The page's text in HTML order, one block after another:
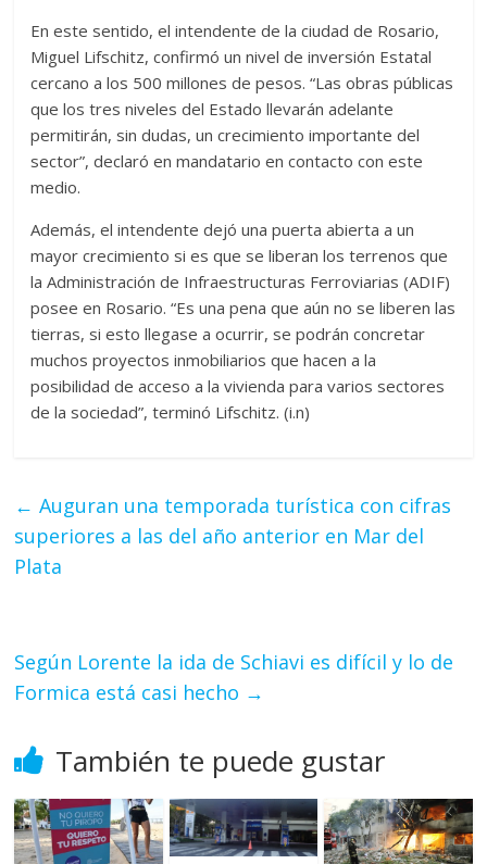
En este sentido, el intendente de la ciudad de Rosario,
Miguel Lifschitz, confirmó un nivel de inversión Estatal
cercano a los 500 millones de pesos. “Las obras públicas
que los tres niveles del Estado llevarán adelante
permitirán, sin dudas, un crecimiento importante del
sector”, declaró en mandatario en contacto con este
medio.
Además, el intendente dejó una puerta abierta a un
mayor crecimiento si es que se liberan los terrenos que
la Administración de Infraestructuras Ferroviarias (ADIF)
posee en Rosario. “Es una pena que aún no se liberen las
tierras, si esto llegase a ocurrir, se podrán concretar
muchos proyectos inmobiliarios que hacen a la
posibilidad de acceso a la vivienda para varios sectores
de la sociedad”, terminó Lifschitz. (i.n)
← Auguran una temporada turística con cifras
superiores a las del año anterior en Mar del
Plata
Según Lorente la ida de Schiavi es difícil y lo de
Formica está casi hecho →
También te puede gustar